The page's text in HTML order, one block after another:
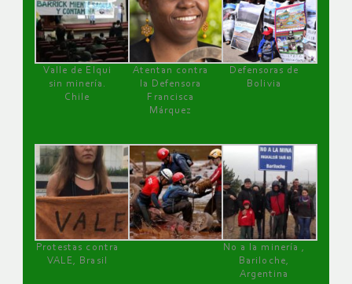
Valle de Elqui
sin minería.
Chile
Atentan contra
la Defensora
Francisca
Márquez
Defensoras de
Bolivia
Protestas contra
VALE, Brasil
No a la minería ,
Bariloche,
Argentina